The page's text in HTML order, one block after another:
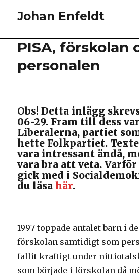
Johan Enfeldt
PISA, förskolan
personalen
Obs! Detta inlägg
06-29. Fram till dess
Liberalerna, partiet
hette Folkpartiet.
vara intressant ändå,
vara bra att veta. Varför
gick med i
du läsahär.
1997 toppade antalet barn i
förskolan samtidigt som
fallit kraftigt under
som började i förskolan då